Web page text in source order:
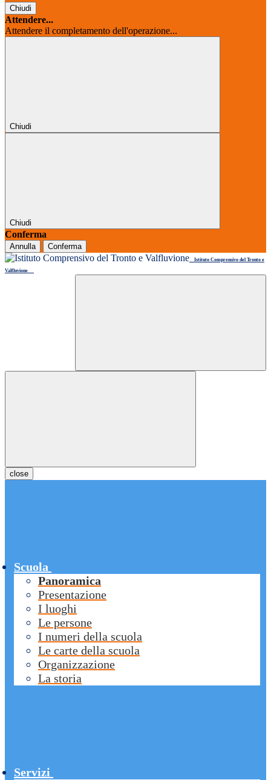
Chiudi
Attendere...
Attendere il completamento dell'operazione...
Chiudi
Chiudi
Conferma
Annulla Conferma
Istituto Comprensivo del Tronto e
Valfluvione
close
Scuola
Panoramica
Presentazione
I luoghi
Le persone
I numeri della scuola
Le carte della scuola
Organizzazione
La storia
Servizi